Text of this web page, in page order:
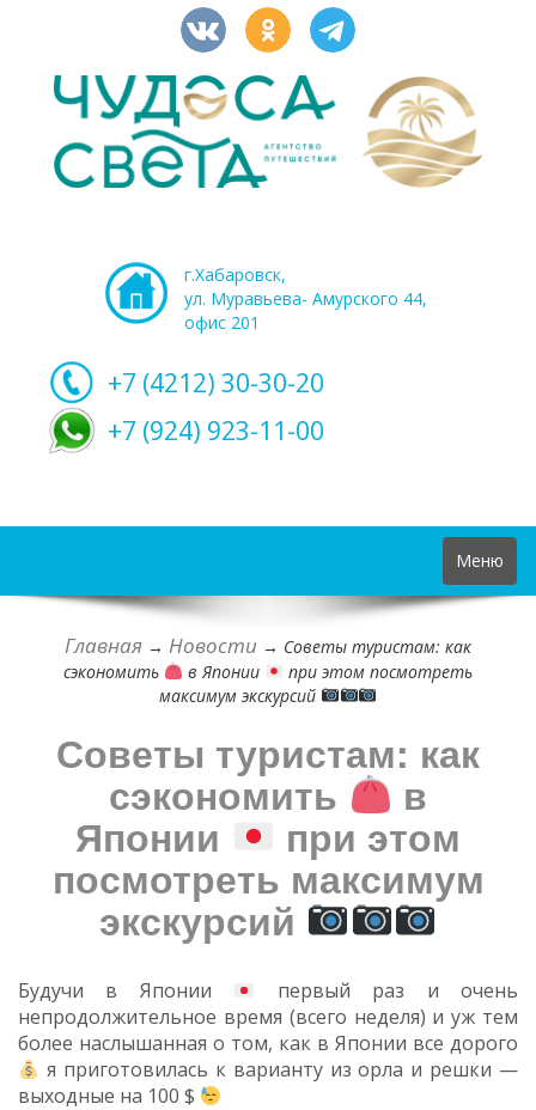
г.Хабаровск,
ул. Муравьева- Амурского 44,
офис 201
+7 (4212) 30-30-20
+7 (924) 923-11-00
Toggle
navigation
Меню
Главная → Новости → Советы туристам: как
сэкономить
в Японии
при этом посмотреть
максимум экскурсий
Советы туристам: как
сэкономить в
Японии при этом
посмотреть максимум
экскурсий
Будучи в Японии
первый раз и очень
непродолжительное время (всего неделя) и уж тем
более наслышанная о том, как в Японии все дорого
я приготовилась к варианту из орла и решки —
выходные на 100 $